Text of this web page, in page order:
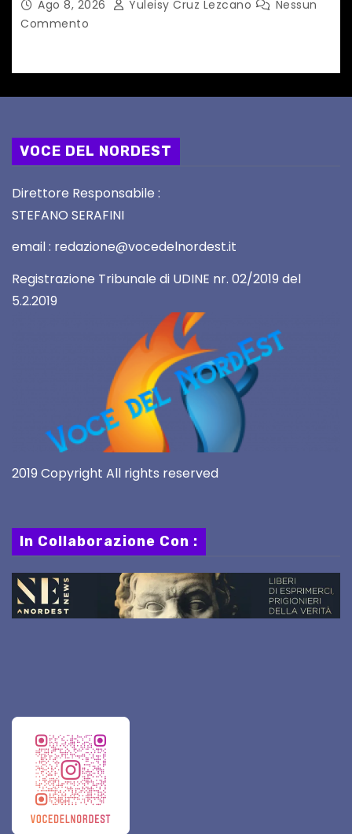
Ago 8, 2026 Yuleisy Cruz Lezcano
Nessun
Commento
VOCE DEL NORDEST
Direttore Responsabile :
STEFANO SERAFINI
email : redazione@vocedelnordest.it
Registrazione Tribunale di UDINE nr. 02/2019 del
5.2.2019
2019 Copyright All rights reserved
In Collaborazione Con :